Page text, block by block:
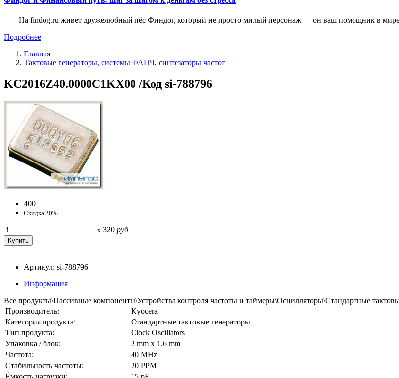
На findog.ru живет дружелюбный пёс Финдог, который не просто милый персонаж — он ваш помощник в мире
Подробнее
Главная
Тактовые генераторы, системы ФАПЧ, синтезаторы частот
KC2016Z40.0000C1KX00 /Код si-788796
400
Скидка 20%
x 320 руб
Артикул: si-788796
Информация
Все продукты\Пассивные компоненты\Устройства контроля частоты и таймеры\Осцилляторы\Стандартные
Производитель:
Kyocera
Категория продукта:
Стандартные тактовые генераторы
Тип продукта:
Clock Oscillators
Упаковка / блок:
2 mm x 1.6 mm
Частота:
40 MHz
Стабильность частоты:
20 PPM
Ёмкость нагрузки:
15 pF